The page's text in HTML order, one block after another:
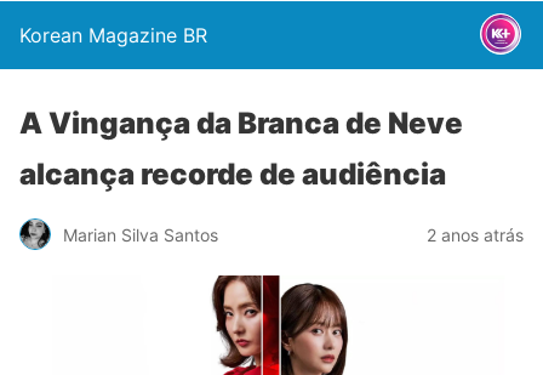
Korean Magazine BR
A Vingança da Branca de Neve
alcança recorde de audiência
Marian Silva Santos 2 anos atrás